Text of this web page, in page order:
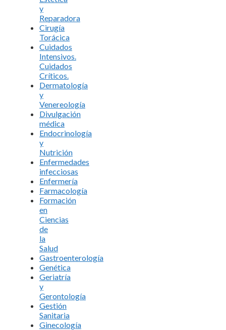
y
Reparadora
Cirugía
Torácica
Cuidados
Intensivos.
Cuidados
Críticos.
Dermatología
y
Venereología
Divulgación
médica
Endocrinología
y
Nutrición
Enfermedades
infecciosas
Enfermería
Farmacología
Formación
en
Ciencias
de
la
Salud
Gastroenterología
Genética
Geriatría
y
Gerontología
Gestión
Sanitaria
Ginecología